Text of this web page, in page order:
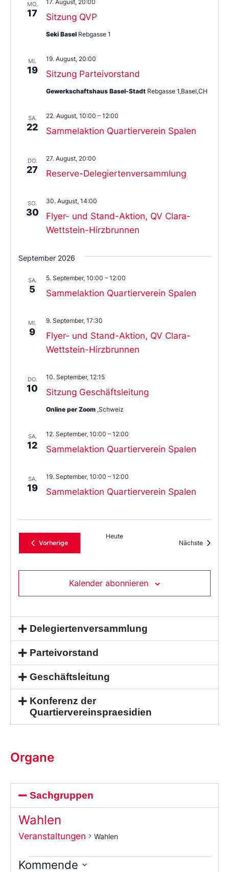
MO.
17 Sitzung QVP
17. August, 20:00
Seki Basel Rebgasse 1
MI.
19 Sitzung Parteivorstand
19. August, 20:00
Gewerkschaftshaus Basel-Stadt Rebgasse 1,Basel,CH
SA.
22 Sammelaktion Quartierverein Spalen
22. August, 10:00 – 12:00
DO.
27 Reserve-Delegiertenversammlung
27. August, 20:00
SO.
30
Flyer- und Stand-Aktion, QV Clara-
Wettstein-Hirzbrunnen
30. August, 14:00
September 2026
SA.
5 Sammelaktion Quartierverein Spalen
5. September, 10:00 – 12:00
MI.
9
Flyer- und Stand-Aktion, QV Clara-
Wettstein-Hirzbrunnen
9. September, 17:30
DO.
10 Sitzung Geschäftsleitung
10. September, 12:15
Online per Zoom ,Schweiz
SA.
12 Sammelaktion Quartierverein Spalen
12. September, 10:00 – 12:00
SA.
19 Sammelaktion Quartierverein Spalen
19. September, 10:00 – 12:00
VorherigeVeranstaltungen
Heute
Nächste
Kalender abonnieren
Delegiertenversammlung
Parteivorstand
Geschäftsleitung
Konferenz der
Quartiervereinspraesidien
Organe
Sachgruppen
Wahlen
Veranstaltungen Wahlen
Kommende